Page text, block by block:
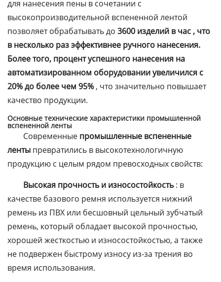
для нанесения пены в сочетании с
высокопроизводительной вспененной лентой
позволяет обрабатывать до 3600 изделий в час , что
в несколько раз эффективнее ручного нанесения.
Более того, процент успешного нанесения на
автоматизированном оборудовании увеличился с
20% до более чем 95% , что значительно повышает
качество продукции.
Основные технические характеристики промышленной
вспененной ленты
Современные промышленные вспененные
ленты превратились в высокотехнологичную
продукцию с целым рядом превосходных свойств:
Высокая прочность и износостойкость: в
качестве базового ремня используется нижний
ремень из ПВХ или бесшовный цельный зубчатый
ремень, который обладает высокой прочностью,
хорошей жесткостью и износостойкостью, а также
не подвержен быстрому износу из-за трения во
время использования.